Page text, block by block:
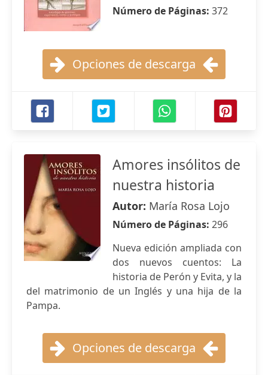
Número de Páginas: 372
Opciones de descarga
Amores insólitos de
nuestra historia
Autor: María Rosa Lojo
Número de Páginas: 296
Nueva edición ampliada con
dos nuevos cuentos: La
historia de Perón y Evita, y la
del matrimonio de un Inglés y una hija de la
Pampa.
Opciones de descarga